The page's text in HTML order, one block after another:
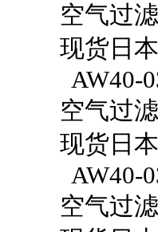
空气过
现货日
AW40-
空气过
现货日
AW40-
空气过